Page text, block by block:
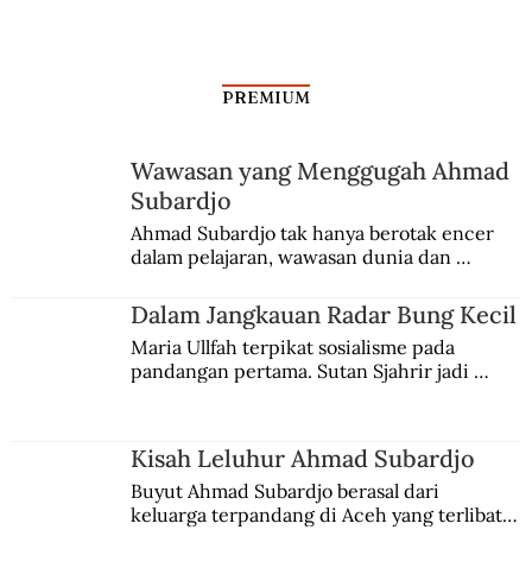
PREMIUM
Wawasan yang Menggugah Ahmad
Subardjo
Ahmad Subardjo tak hanya berotak encer
dalam pelajaran, wawasan dunia dan
Jules Verne, Multatuli, hingga Sun Yat-sen.
Dalam Jangkauan Radar Bung Kecil
Maria Ullfah terpikat sosialisme pada
pandangan pertama. Sutan Sjahrir jadi
Kisah Leluhur Ahmad Subardjo
Buyut Ahmad Subardjo berasal dari
keluarga terpandang di Aceh yang terlibat